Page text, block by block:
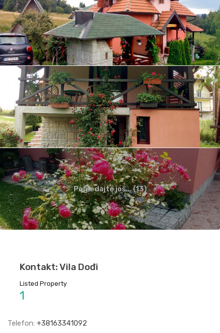
Pogledajte još... (13)
Kontakt: Vila Dođi
Listed Property
1
Telefon: +38163341092